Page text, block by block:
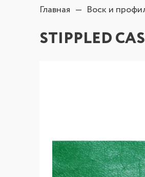
Главная Воск и
STIPPLED